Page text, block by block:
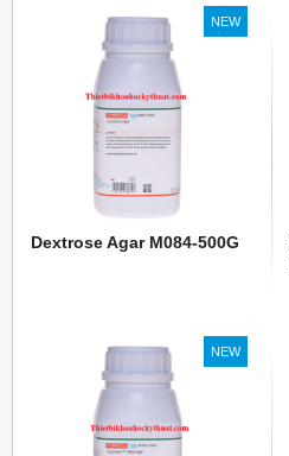
NEW
Dextrose Agar M084-500G
NEW